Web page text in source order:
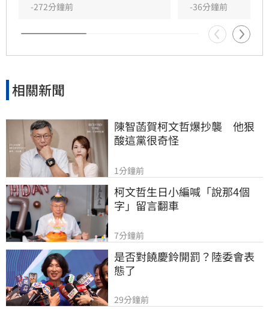
正）
-272分鐘前 -36分鐘前
相關新聞
陳智菡賀柯文哲爆抄襲　他狠
酸這黨很奇怪
1分鐘前
柯文哲生日小編喊「說那4個
字」留言翻車
7分鐘前
是否對饒慶鈴開罰？陸委會表
態了
29分鐘前